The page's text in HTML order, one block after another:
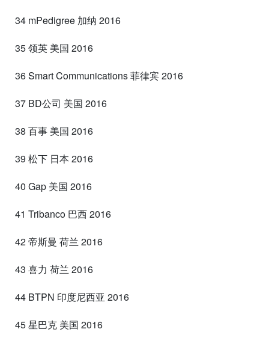
34 mPedigree 加纳 2016
35 领英 美国 2016
36 Smart Communications 菲律宾 2016
37 BD公司 美国 2016
38 百事 美国 2016
39 松下 日本 2016
40 Gap 美国 2016
41 Tribanco 巴西 2016
42 帝斯曼 荷兰 2016
43 喜力 荷兰 2016
44 BTPN 印度尼西亚 2016
45 星巴克 美国 2016